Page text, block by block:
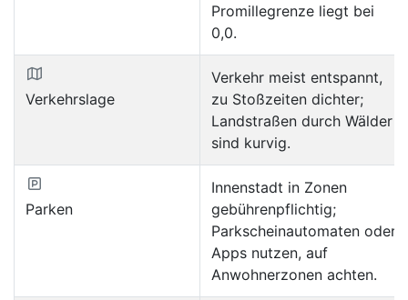
Promillegrenze liegt bei
0,0.
Verkehrslage
Verkehr meist entspannt,
zu Stoßzeiten dichter;
Landstraßen durch Wälder
sind kurvig.
Parken
Innenstadt in Zonen
gebührenpflichtig;
Parkscheinautomaten oder
Apps nutzen, auf
Anwohnerzonen achten.